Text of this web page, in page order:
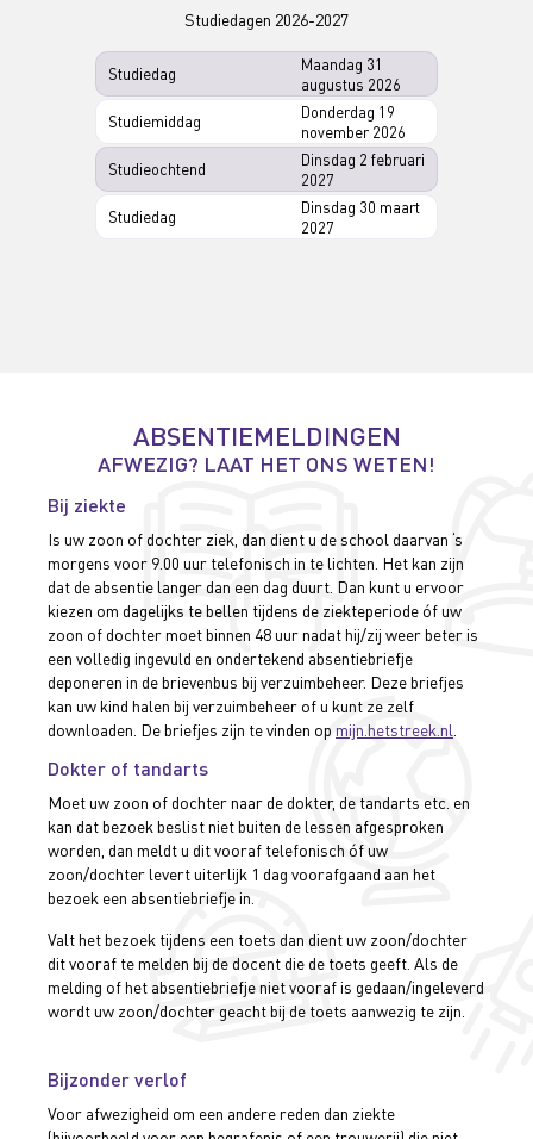
Studiedagen 2026-2027
Studiedag
Maandag 31
augustus 2026
Studiemiddag
Donderdag 19
november 2026
Studieochtend
Dinsdag 2 februari
2027
Studiedag
Dinsdag 30 maart
2027
ABSENTIEMELDINGEN
AFWEZIG? LAAT HET ONS WETEN!
Bij ziekte
Is uw zoon of dochter ziek, dan dient u de school daarvan ‘s
morgens voor 9.00 uur telefonisch in te lichten. Het kan zijn
dat de absentie langer dan een dag duurt. Dan kunt u ervoor
kiezen om dagelijks te bellen tijdens de ziekteperiode óf uw
zoon of dochter moet binnen 48 uur nadat hij/zij weer beter is
een volledig ingevuld en ondertekend absentiebriefje
deponeren in de brievenbus bij verzuimbeheer. Deze briefjes
kan uw kind halen bij verzuimbeheer of u kunt ze zelf
downloaden. De briefjes zijn te vinden op mijn.hetstreek.nl
Dokter of tandarts
Moet uw zoon of dochter naar de dokter, de tandarts etc. en
kan dat bezoek beslist niet buiten de lessen afgesproken
worden, dan meldt u dit vooraf telefonisch óf uw
zoon/dochter levert uiterlijk 1 dag voorafgaand aan het
bezoek een absentiebriefje in.
Valt het bezoek tijdens een toets dan dient uw zoon/dochter
dit vooraf te melden bij de docent die de toets geeft. Als de
melding of het absentiebriefje niet vooraf is gedaan/ingeleverd
wordt uw zoon/dochter geacht bij de toets aanwezig te zijn.
Bijzonder verlof
Voor afwezigheid om een andere reden dan ziekte